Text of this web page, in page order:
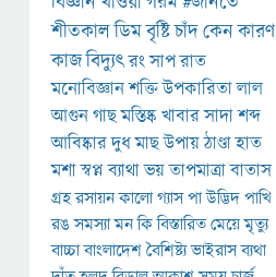
শীতকালডিমবৃষ্টিচাঁদকেনকারণ
কাজবিদ্যুৎরংসাপরাত
মনোবিজ্ঞানশক্তিউপকারিতালাল
আগুনগাছমস্তিষ্কখাবারসাদাশব্দ
আবিষ্কারদুধমাছউপায়ঠাণ্ডাহাত
মশাস্বপ্নব্যাথাভয়তাপমাত্রাবাতাস
গ্রহরসায়নকালোগ্যাসপাউদ্ভিদপাখি
রঙসমস্যামনকিবিস্তারিতমেয়েমৃত্যু
বাচ্চাবাংলাদেশবৈশিষ্ট্যভাইরাসব্যথা